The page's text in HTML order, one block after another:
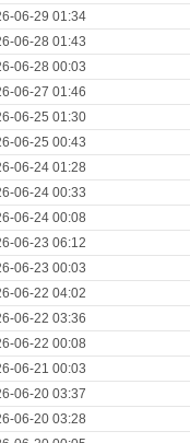
06-29 01:34
06-28 01:43
06-28 00:03
06-27 01:46
06-25 01:30
06-25 00:43
06-24 01:28
06-24 00:33
06-24 00:08
06-23 06:12
06-23 00:03
06-22 04:02
06-22 03:36
06-22 00:08
06-21 00:03
06-20 03:37
06-20 03:28